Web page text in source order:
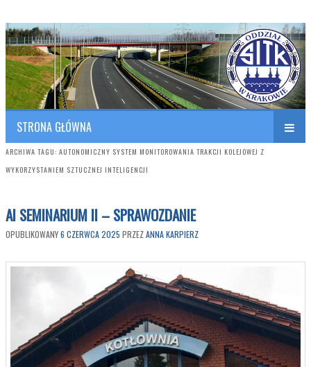
SITK RP Oddział w KRAKOWIE
Polish Association of Engineers & Technicians of Transportation
STRONA GŁÓWNA
ARCHIWA TAGU: AUTONOMICZNY SYSTEM MONITOROWANIA TRAKCJI KOLEJOWEJ Z
WYKORZYSTANIEM SZTUCZNEJ INTELIGENCJI
AI SEMINARIUM II – SPRAWOZDANIE
OPUBLIKOWANY6 CZERWCA 2025 PRZEZANNA KARPIERZ